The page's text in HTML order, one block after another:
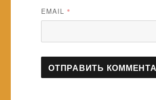
EMAIL *